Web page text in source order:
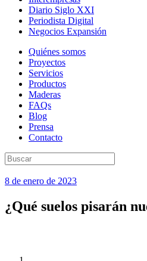
Diario Siglo XXI
Periodista Digital
Negocios Expansión
Quiénes somos
Proyectos
Servicios
Productos
Maderas
FAQs
Blog
Prensa
Contacto
8 de enero de 2023
¿Qué suelos pisarán